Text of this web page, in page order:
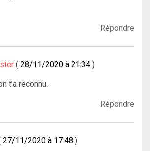
Répondre
28/11/2020 à 21:34
t’a reconnu.
Répondre
27/11/2020 à 17:48